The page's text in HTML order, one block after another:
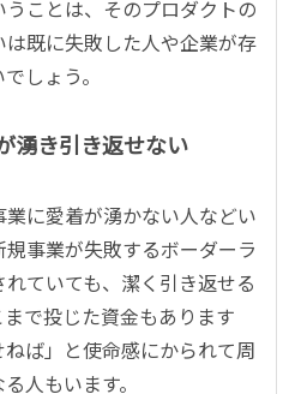
ことは、そのプロダクトの
既に失敗した人や企業が存
しょう。
湧き引き返せない
に愛着が湧かない人などい
事業が失敗するボーダーラ
ていても、潔く引き返せる
で投じた資金もあります
ば」と使命感にかられて周
人もいます。